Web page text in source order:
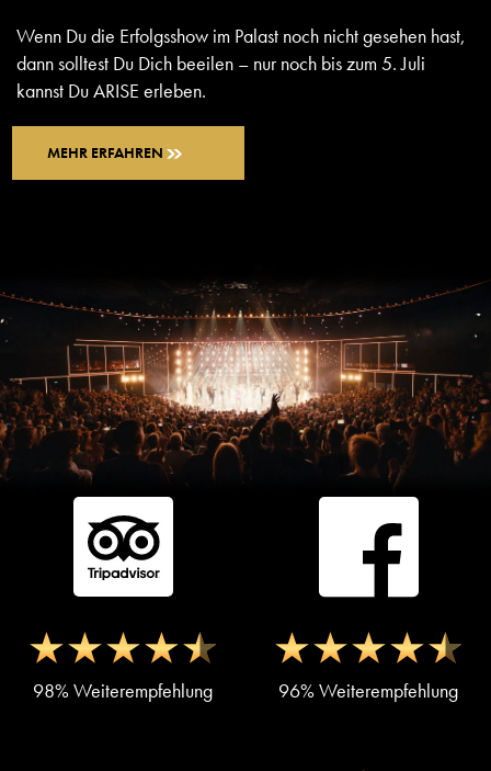
Wenn Du die Erfolgsshow im Palast noch nicht gesehen hast,
dann solltest Du Dich beeilen – nur noch bis zum 5. Juli
kannst Du ARISE erleben.
MEHR ERFAHREN
98% Weiterempfehlung 96% Weiterempfehlung